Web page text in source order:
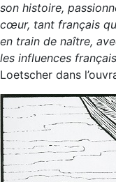
son histoire,
cœur, tant français
en train de naître,
les influences
Loetscher dans